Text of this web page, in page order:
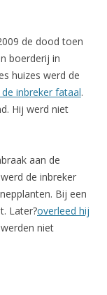
de dood toen
boerderij in
huizes werd de
inbreker fataal.
Hij werd niet
aan de
de inbreker
Bij een
Later?overleed hij
niet